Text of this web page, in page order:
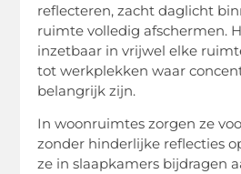
reflecteren, zacht daglicht
ruimte volledig afschermen.
inzetbaar in vrijwel elke
tot werkplekken waar
belangrijk zijn.
In woonruimtes zorgen ze
zonder hinderlijke reflecties
ze in slaapkamers bijdragen